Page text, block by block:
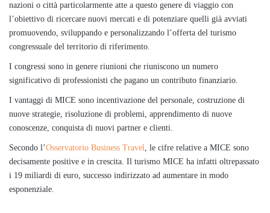
nazioni o città particolarmente atte a questo genere di viaggio con
l’obiettivo di ricercare nuovi mercati e di potenziare quelli già avviati
promuovendo, sviluppando e personalizzando l’offerta del turismo
congressuale del territorio di riferimento.
I congressi sono in genere riunioni che riuniscono un numero
significativo di professionisti che pagano un contributo finanziario.
I vantaggi di MICE sono incentivazione del personale, costruzione di
nuove strategie, risoluzione di problemi, apprendimento di nuove
conoscenze, conquista di nuovi partner e clienti.
Secondo l’Osservatorio Business Travel, le cifre relative a MICE sono
decisamente positive e in crescita. Il turismo MICE ha infatti oltrepassato
i 19 miliardi di euro, successo indirizzato ad aumentare in modo
esponenziale.